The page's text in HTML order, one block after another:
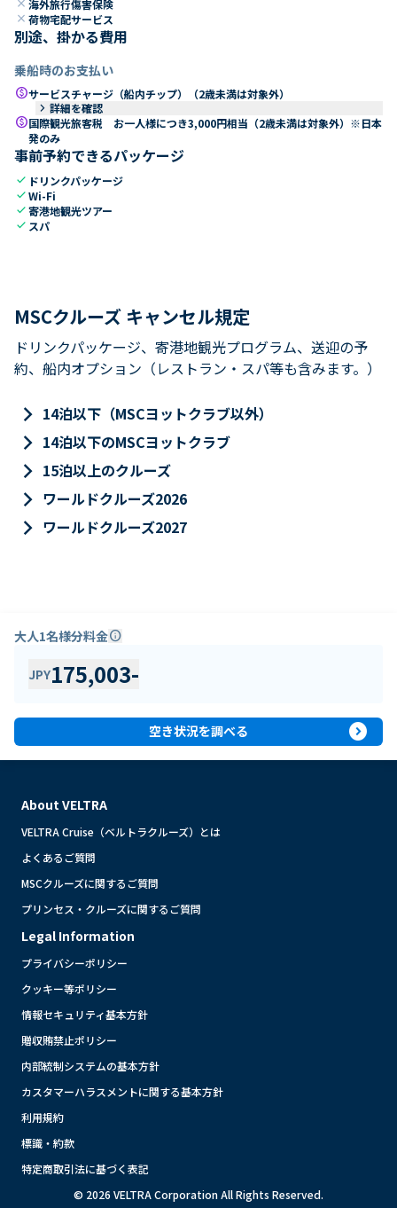
海外旅行傷害保険
close 荷物宅配サービス
別途、掛かる費用
乗船時のお支払い
paidサービスチャージ（船内チップ）（2歳未満は対象外）
keyboard_arrow_right 詳細を確認
paid国際観光旅客税 お一人様につき3,000円相当（2歳未満は対象外）※日本
発のみ
事前予約できるパッケージ
check ドリンクパッケージ
checkWi-Fi
check寄港地観光ツアー
check スパ
MSCクルーズ キャンセル規定
ドリンクパッケージ、寄港地観光プログラム、送迎の予
約、船内オプション（レストラン・スパ等も含みます。）
keyboard_arrow_right 14泊以下（MSCヨットクラブ以外）
keyboard_arrow_right 14泊以下のMSCヨットクラブ
keyboard_arrow_right 15泊以上のクルーズ
keyboard_arrow_right ワールドクルーズ2026
keyboard_arrow_right ワールドクルーズ2027
大人1名様分料金info
JPY175,003-
空き状況を調べる expand_circle_right
About VELTRA
VELTRA Cruise（ベルトラクルーズ）とは
よくあるご質問
MSCクルーズに関するご質問
プリンセス・クルーズに関するご質問
Legal Information
プライバシーポリシー
クッキー等ポリシー
情報セキュリティ基本方針
贈収賄禁止ポリシー
内部統制システムの基本方針
カスタマーハラスメントに関する基本方針
利用規約
標識・約款
特定商取引法に基づく表記
© 2026 VELTRA Corporation All Rights Reserved.